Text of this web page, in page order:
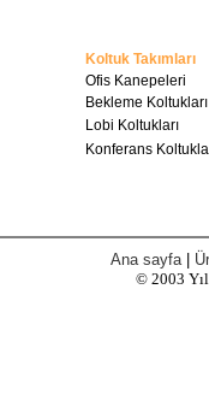
Koltuk Takımları
Ofis Kanepeleri
Bekleme Koltukları
Lobi Koltukları
Konferans
Ana sayfa
© 2003